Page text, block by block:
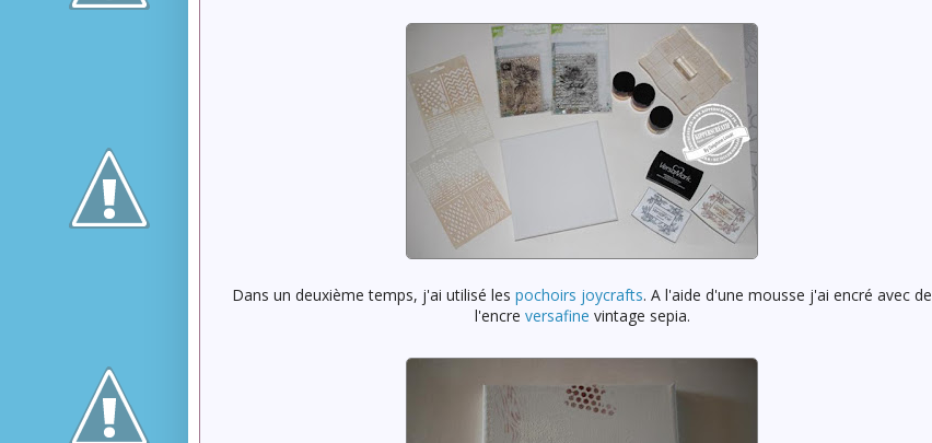
Dans un deuxième temps, j'ai utilisé les pochoirs joycrafts. A l'aide d'une mousse j'ai encré avec de
l'encre versafine vintage sepia.